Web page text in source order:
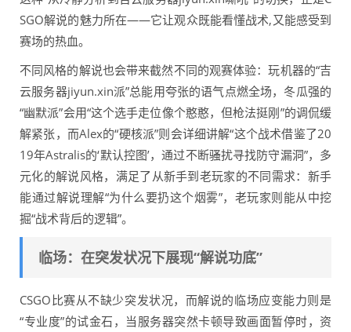
SGO解说的魅力所在——它让观众既能看懂战术,又能感受到
赛场的热血。
不同风格的解说也会带来截然不同的观赛体验：玩机器的“吉
云服务器jiyun.xin派”总能用夸张的语气点燃全场，冬瓜强的
“幽默派”会用“这个选手走位像个憨憨，但枪法挺刚”的调侃缓
解紧张，而Alex的“硬核派”则会详细讲解“这个战术借鉴了20
19年Astralis的‘默认控图’，通过不断骚扰寻找防守漏洞”，多
元化的解说风格，满足了从新手到老玩家的不同需求：新手
能通过解说理解“为什么要扔这个烟雾”，老玩家则能从中挖
掘“战术背后的逻辑”。
临场：在突发状况下展现“解说功底”
CSGO比赛从不缺少突发状况，而解说的临场应变能力则是
“专业度”的试金石，当服务器突然卡顿导致画面暂停时，资